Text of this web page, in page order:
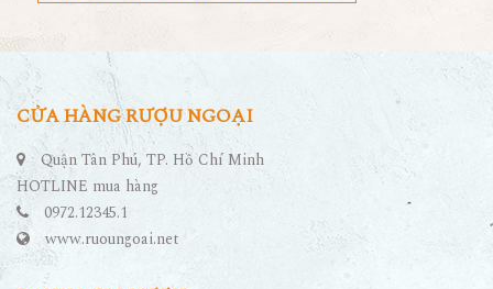
CỬA HÀNG RƯỢU NGOẠI
Quận Tân Phú, TP. Hồ Chí Minh
HOTLINE mua hàng
0972.12345.1
www.ruoungoai.net